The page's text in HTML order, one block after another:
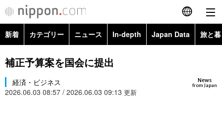
English
カテゴリー
新着 カテゴリー ニュース In-depth Japan Data 旅と
政治・外交
経済・ビジネス Images
補正予算案を国会に提出
News
from Japan
経済・ビジネス
2026.06.03 08:57 / 2026.06.03 09:13 更新